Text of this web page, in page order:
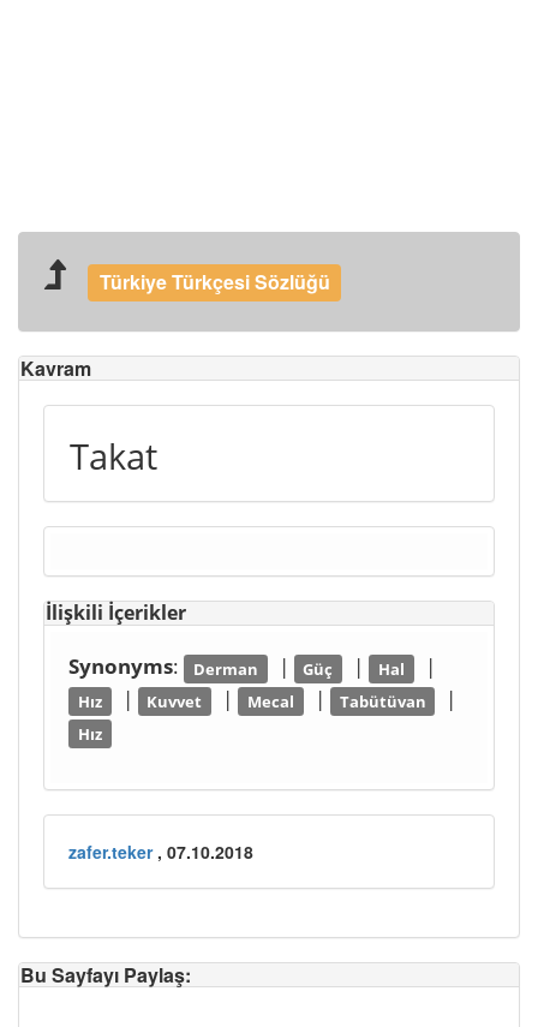
Türkiye Türkçesi Sözlüğü
Kavram
Takat
İlişkili İçerikler
Synonyms: Derman | Güç | Hal |
Hız | Kuvvet | Mecal | Tabütüvan |
Hız
zafer.teker, 07.10.2018
Bu Sayfayı Paylaş: